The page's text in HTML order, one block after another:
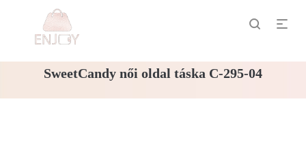
SweetCandy női oldal táska C-295-04